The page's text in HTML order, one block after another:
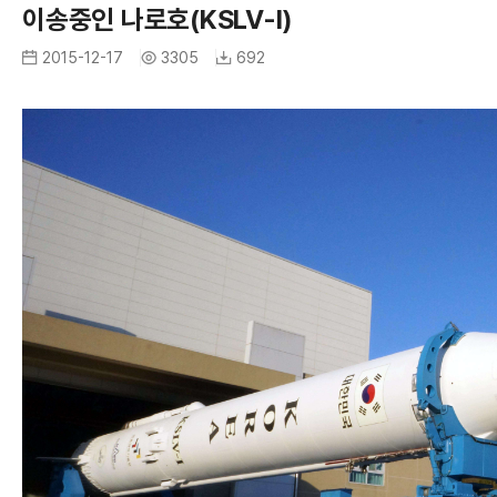
A
R
R
I
I
A
E
이송중인 나로호(KSLV-I)
2015-12-17 3305 692